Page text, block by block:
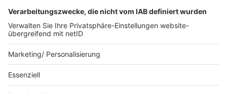
Die neuesten Updates für deinen